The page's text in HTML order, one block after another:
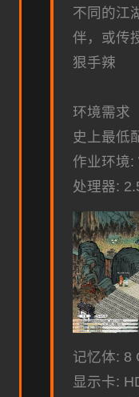
不同的江
伴，或传
狠手辣
环境需求
史上最低
作业环境:
处理器:
记忆体: 8
显示卡: